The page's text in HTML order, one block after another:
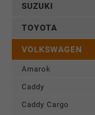
SUZUKI
TOYOTA
VOLKSWAGEN
Amarok
Caddy
Caddy Cargo